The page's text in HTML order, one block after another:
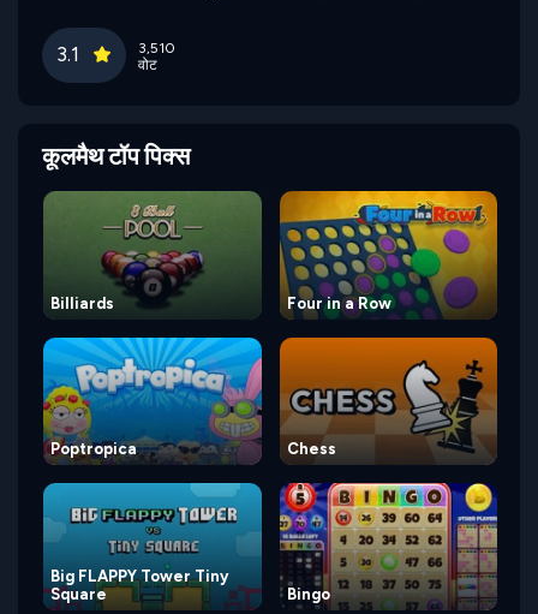
3.1
3,510
वोट
कूलमैथ टॉप पिक्स
Billiards Four in a Row
Poptropica Chess
Big FLAPPY Tower Tiny
Square
Bingo